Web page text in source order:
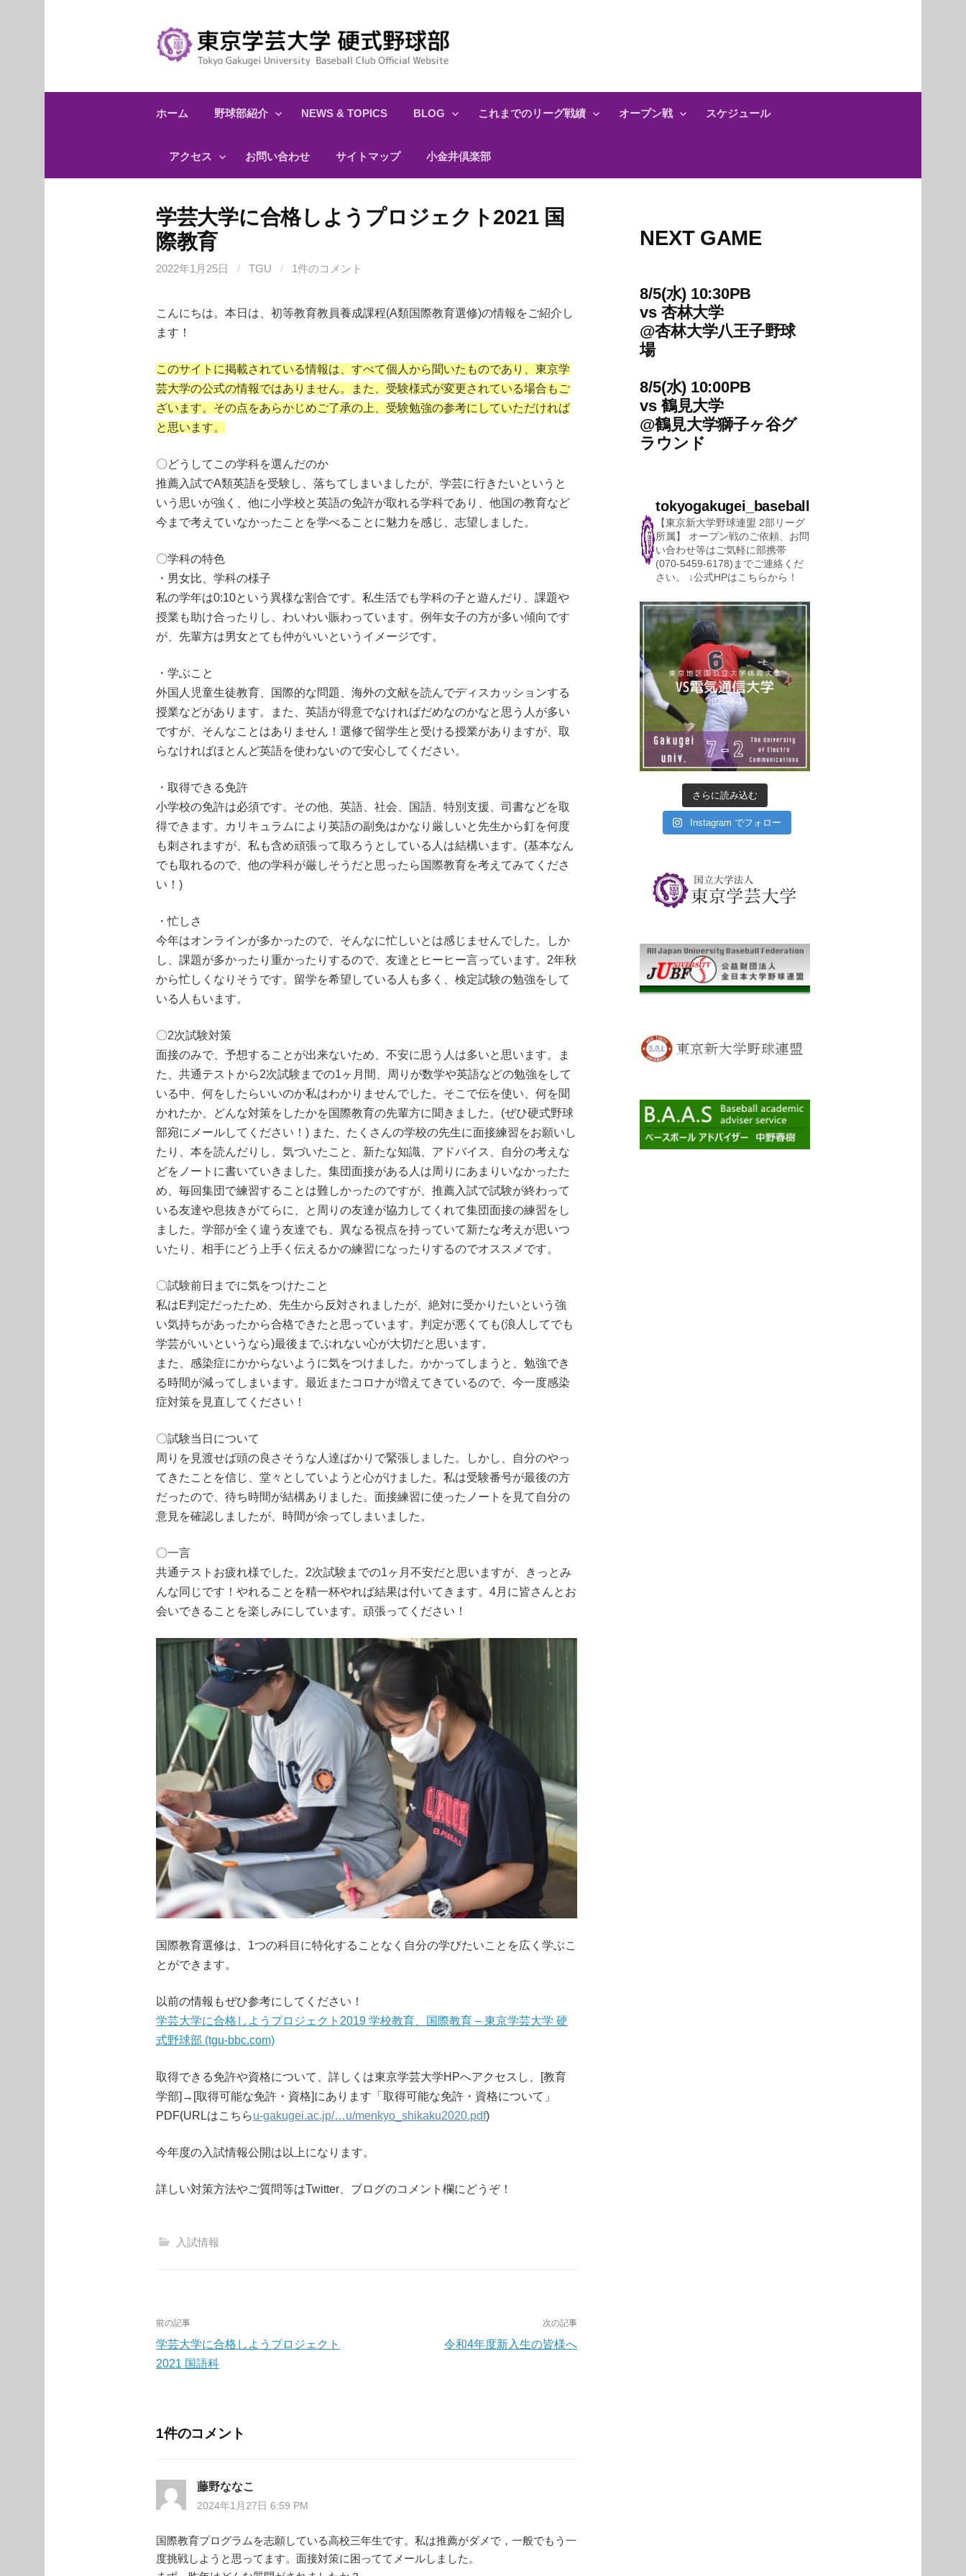
ホーム 野球部紹介 NEWS & TOPICS BLOG これまでのリーグ戦績 オープン戦 スケジュール
アクセス お問い合わせ サイトマップ 小金井倶楽部
学芸大学に合格しようプロジェクト2021 国
際教育
2022年1月25日 / TGU / 1件のコメント
こんにちは。本日は、初等教育教員養成課程(A類国際教育選修)の情報をご紹介し
ます！
このサイトに掲載されている情報は、すべて個人から聞いたものであり、東京学
芸大学の公式の情報ではありません。また、受験様式が変更されている場合もご
ざいます。その点をあらかじめご了承の上、受験勉強の参考にしていただければ
と思います。
〇どうしてこの学科を選んだのか
推薦入試でA類英語を受験し、落ちてしまいましたが、学芸に行きたいというと
いう思いが強く、他に小学校と英語の免許が取れる学科であり、他国の教育など
今まで考えていなかったことを学べることに魅力を感じ、志望しました。
〇学科の特色
・男女比、学科の様子
私の学年は0:10という異様な割合です。私生活でも学科の子と遊んだり、課題や
授業も助け合ったりし、わいわい賑わっています。例年女子の方が多い傾向です
が、先輩方は男女とても仲がいいというイメージです。
・学ぶこと
外国人児童生徒教育、国際的な問題、海外の文献を読んでディスカッションする
授業などがあります。また、英語が得意でなければだめなのかなと思う人が多い
ですが、そんなことはありません！選修で留学生と受ける授業がありますが、取
らなければほとんど英語を使わないので安心してください。
・取得できる免許
小学校の免許は必須です。その他、英語、社会、国語、特別支援、司書などを取
得できます。カリキュラムにより英語の副免はかなり厳しいと先生から釘を何度
も刺されますが、私も含め頑張って取ろうとしている人は結構います。(基本なん
でも取れるので、他の学科が厳しそうだと思ったら国際教育を考えてみてくださ
い！)
・忙しさ
今年はオンラインが多かったので、そんなに忙しいとは感じませんでした。しか
し、課題が多かったり重かったりするので、友達とヒーヒー言っています。2年秋
から忙しくなりそうです。留学を希望している人も多く、検定試験の勉強をして
いる人もいます。
〇2次試験対策
面接のみで、予想することが出来ないため、不安に思う人は多いと思います。ま
た、共通テストから2次試験までの1ヶ月間、周りが数学や英語などの勉強をして
いる中、何をしたらいいのか私はわかりませんでした。そこで伝を使い、何を聞
かれたか、どんな対策をしたかを国際教育の先輩方に聞きました。(ぜひ硬式野球
部宛にメールしてください！) また、たくさんの学校の先生に面接練習をお願いし
たり、本を読んだりし、気づいたこと、新たな知識、アドバイス、自分の考えな
どをノートに書いていきました。集団面接がある人は周りにあまりいなかったた
め、毎回集団で練習することは難しかったのですが、推薦入試で試験が終わって
いる友達や息抜きがてらに、と周りの友達が協力してくれて集団面接の練習をし
ました。学部が全く違う友達でも、異なる視点を持っていて新たな考えが思いつ
いたり、相手にどう上手く伝えるかの練習になったりするのでオススメです。
〇試験前日までに気をつけたこと
私はE判定だったため、先生から反対されましたが、絶対に受かりたいという強
い気持ちがあったから合格できたと思っています。判定が悪くても(浪人してでも
学芸がいいというなら)最後までぶれない心が大切だと思います。
また、感染症にかからないように気をつけました。かかってしまうと、勉強でき
る時間が減ってしまいます。最近またコロナが増えてきているので、今一度感染
症対策を見直してください！
〇試験当日について
周りを見渡せば頭の良さそうな人達ばかりで緊張しました。しかし、自分のやっ
てきたことを信じ、堂々としていようと心がけました。私は受験番号が最後の方
だったので、待ち時間が結構ありました。面接練習に使ったノートを見て自分の
意見を確認しましたが、時間が余ってしまいました。
〇一言
共通テストお疲れ様でした。2次試験までの1ヶ月不安だと思いますが、きっとみ
んな同じです！やれることを精一杯やれば結果は付いてきます。4月に皆さんとお
会いできることを楽しみにしています。頑張ってください！
国際教育選修は、1つの科目に特化することなく自分の学びたいことを広く学ぶこ
とができます。
以前の情報もぜひ参考にしてください！
学芸大学に合格しようプロジェクト2019 学校教育、国際教育 – 東京学芸大学 硬
式野球部 (tgu-bbc.com)
取得できる免許や資格について、詳しくは東京学芸大学HPへアクセスし、[教育
学部]→[取得可能な免許・資格]にあります「取得可能な免許・資格について」
PDF(URLはこちらu-gakugei.ac.jp/…u/menkyo_shikaku2020.pdf)
今年度の入試情報公開は以上になります。
詳しい対策方法やご質問等はTwitter、ブログのコメント欄にどうぞ！
入試情報
投
稿
ナ
ゲ
ー
ョ
前の記事
学芸大学に合格しようプロジェクト
2021 国語科
次の記事
令和4年度新入生の皆様へ
1件のコメント
藤野ななこ
2024年1月27日 6:59 PM
国際教育プログラムを志願している高校三年生です。私は推薦がダメで，一般でもう一
度挑戦しようと思ってます。面接対策に困っててメールしました。
NEXT GAME
8/5(水) 10:30PB
vs杏林大学
@杏林大学八王子野球
場
8/5(水) 10:00PB
vs鶴見大学
@鶴見大学獅子ヶ谷グ
ラウンド
tokyogakugei_baseball
【東京新大学野球連盟 2部リーグ
所属】
オープン戦のご依頼、お問
い合わせ等はご気軽に部携帯
(070-5459-6178)までご連絡くだ
さい。
↓公式HPはこちらから！
さらに読み込む
Instagram でフォロー